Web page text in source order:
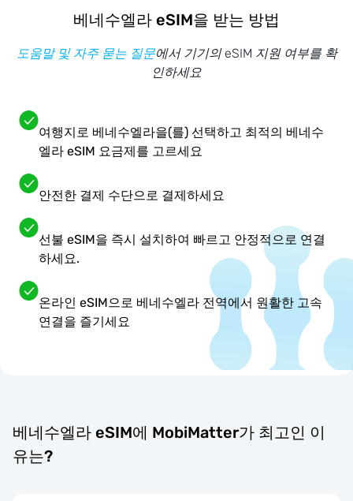
베네수엘라 eSIM을 받는 방법
도움말 및 자주 묻는 질문에서 기기의 eSIM 지원 여부를 확
인하세요
여행지로 베네수엘라을(를) 선택하고 최적의 베네수
엘라 eSIM 요금제를 고르세요
안전한 결제 수단으로 결제하세요
선불 eSIM을 즉시 설치하여 빠르고 안정적으로 연결
하세요.
온라인 eSIM으로 베네수엘라 전역에서 원활한 고속
연결을 즐기세요
베네수엘라 eSIM에 MobiMatter가 최고인 이
유는?